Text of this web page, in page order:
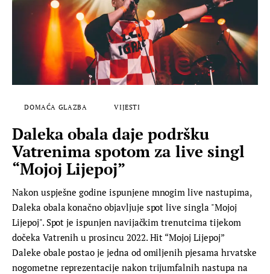
DOMAĆA GLAZBA VIJESTI
Daleka obala daje podršku
Vatrenima spotom za live singl
“Mojoj Lijepoj”
Nakon uspješne godine ispunjene mnogim live nastupima,
Daleka obala konačno objavljuje spot live singla "Mojoj
Lijepoj". Spot je ispunjen navijačkim trenutcima tijekom
dočeka Vatrenih u prosincu 2022. Hit “Mojoj Lijepoj”
Daleke obale postao je jedna od omiljenih pjesama hrvatske
nogometne reprezentacije nakon trijumfalnih nastupa na